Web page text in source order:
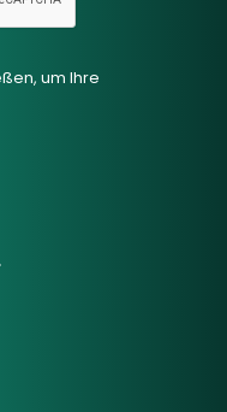
um Ihre